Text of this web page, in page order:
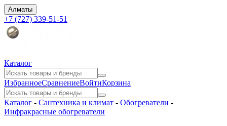
Алматы
+7 (727) 339-51-51
Каталог
ИзбранноеСравнениеВойтиКорзина
Каталог - Сантехника и климат - Обогреватели -
Инфракрасные обогреватели